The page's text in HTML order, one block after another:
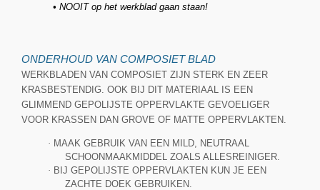
• NOOIT op het werkblad gaan staan!
ONDERHOUD VAN COMPOSIET BLAD
WERKBLADEN VAN COMPOSIET ZIJN STERK EN ZEER
KRASBESTENDIG. OOK BIJ DIT MATERIAAL IS EEN
GLIMMEND GEPOLIJSTE OPPERVLAKTE GEVOELIGER
VOOR KRASSEN DAN GROVE OF MATTE OPPERVLAKTEN.
· MAAK GEBRUIK VAN EEN MILD, NEUTRAAL
SCHOONMAAKMIDDEL ZOALS ALLESREINIGER.
· BIJ GEPOLIJSTE OPPERVLAKTEN KUN JE EEN
ZACHTE DOEK GEBRUIKEN.